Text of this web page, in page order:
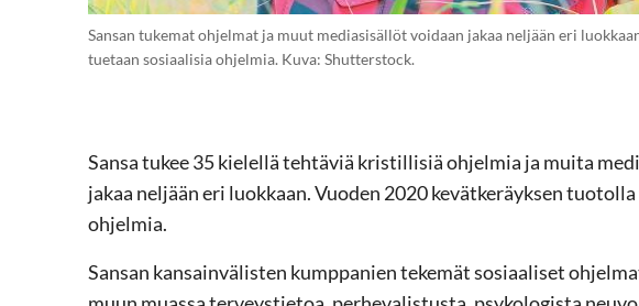
Sansan tukemat ohjelmat ja muut mediasisällöt voidaan jakaa neljään eri
tuetaan sosiaalisia ohjelmia. Kuva: Shutterstock.
Sansa tukee 35 kielellä tehtäviä kristillisiä ohjelmia ja muita
jakaa neljään eri luokkaan. Vuoden 2020 kevätkeräyksen
ohjelmia.
Sansan kansainvälisten kumppanien tekemät sosiaaliset